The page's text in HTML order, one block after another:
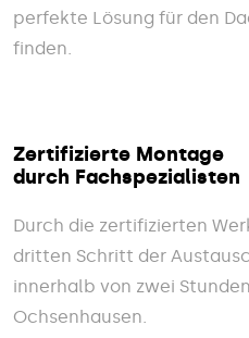
perfekte Lösung für den
finden.
Zertifizierte Montage
durch Fachspezialisten
Durch die zertifizierten
dritten Schritt der
innerhalb von zwei
Ochsenhausen.